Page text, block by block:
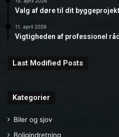
Valg af døre til dit
11. april 2026
Vigtigheden af professionel
Last Modified Posts
Kategorier
Biler og sjov
Boligindretning